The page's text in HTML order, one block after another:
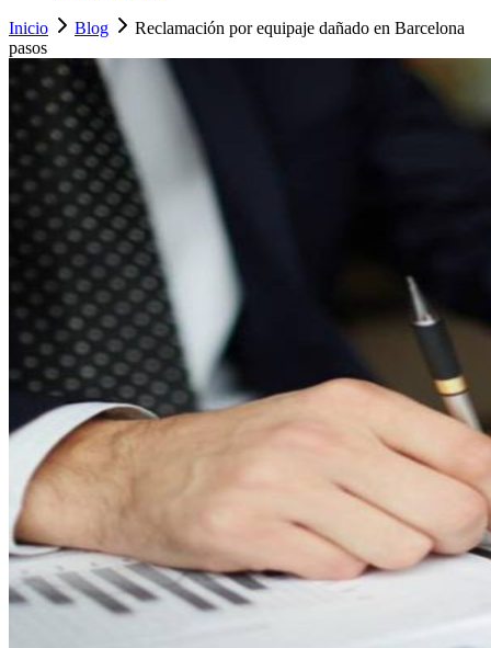
Inicio Blog
Reclamación por equipaje dañado en Barcelona
pasos